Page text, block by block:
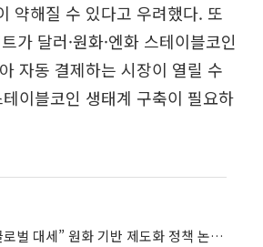
약해질 수 있다고 우려했다. 또
가 달러·원화·엔화 스테이블코인
자동 결제하는 시장이 열릴 수
이블코인 생태계 구축이 필요하
“스테이블코인은 글로벌 대세” 원화 기반 제도화 정책 논의 본격화